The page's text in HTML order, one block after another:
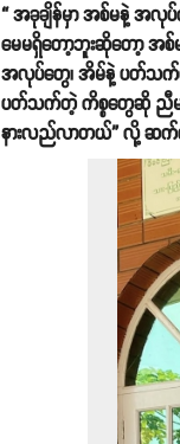
“ အခုချိန်မှာ အစ်မနဲ့ အ
မေမရှိတော့ဘူးဆိုတော့ အ
အလုပ်တွေ၊ အိမ်နဲ့ ပတ်သက်တဲ့
ပတ်သက်တဲ့ ကိစ္စတွေဆို ညီမပဲ
နားလည်လာတယ်” လို့ ဆက်လ